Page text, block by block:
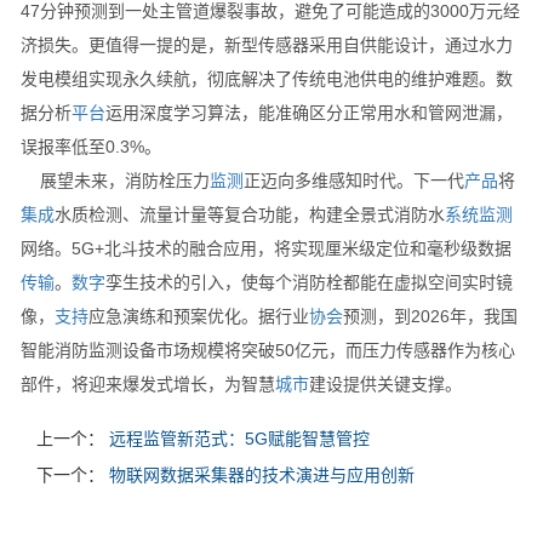
47分钟预测到一处主管道爆裂事故，避免了可能造成的3000万元经
济损失。更值得一提的是，新型传感器采用自供能设计，通过水力
发电模组实现永久续航，彻底解决了传统电池供电的维护难题。数
据分析平台运用深度学习算法，能准确区分正常用水和管网泄漏，
误报率低至0.3%。
展望未来，消防栓压力监测 正迈向多维感知时代。下一代产品将
集成水质检测、流量计量等复合功能，构建全景式消防水系统监测
网络。5G+北斗技术的融合应用，将实现厘米级定位和毫秒级数据
传输。 数字孪生技术的引入，使每个消防栓都能在虚拟空间实时镜
像， 支持应急演练和预案优化。据行业协会预测，到2026年，我国
智能消防监测设备市场规模将突破50亿元，而压力传感器作为核心
部件，将迎来爆发式增长，为智慧城市建设提供关键支撑。
上一个：
远程监管新范式：5G赋能智慧管控
下一个：
物联网数据采集器的技术演进与应用创新